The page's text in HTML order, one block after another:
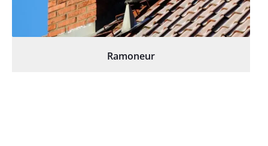
Ramoneur